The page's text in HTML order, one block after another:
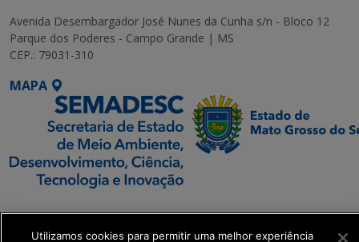
Avenida Desembargador José Nunes da Cunha s/n - Bloco 12
Parque dos Poderes - Campo Grande | MS
CEP.: 79031-310
MAPA
SETDIG | Secretaria-
Executiva de
Utilizamos cookies para permitir uma melhor experiência